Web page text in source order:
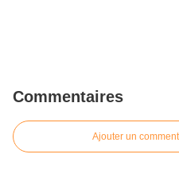
Commentaires
Ajouter un